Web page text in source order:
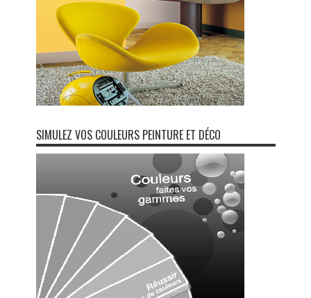
SIMULEZ VOS COULEURS PEINTURE ET DÉCO